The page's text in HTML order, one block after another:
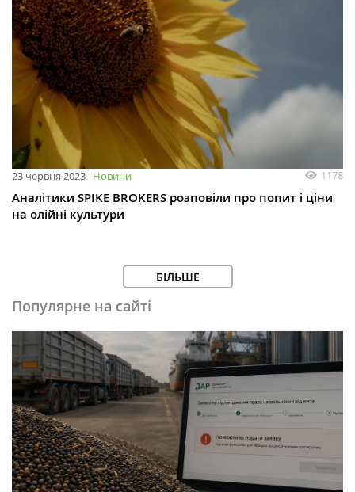
23 червня 2023 Новини 1178
Аналітики SPIKE BROKERS розповіли про попит і ціни
на олійні культури
БІЛЬШЕ
Популярне на сайті